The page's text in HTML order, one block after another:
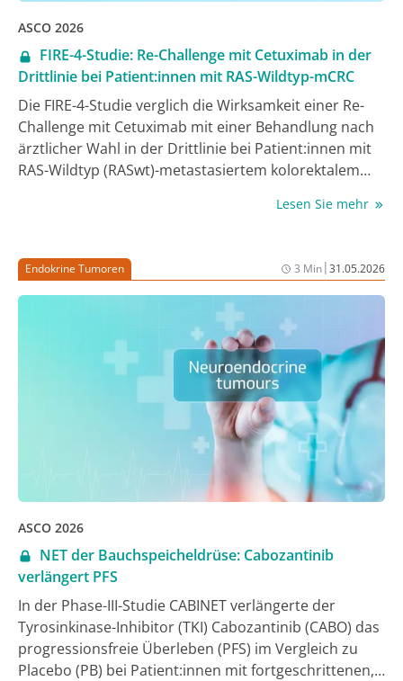
Behandlungsstandard für das BRAF-V600-mutierte
mCRC.
ASCO 2026
FIRE-4-Studie: Re-Challenge mit Cetuximab in der
Drittlinie bei Patient:innen mit RAS-Wildtyp-mCRC
Die FIRE-4-Studie verglich die Wirksamkeit einer Re-
Challenge mit Cetuximab mit einer Behandlung nach
ärztlicher Wahl in der Drittlinie bei Patient:innen mit
RAS-Wildtyp (RASwt)-metastasiertem kolorektalem
Bedeutung des zeitlichen Abstandes zwischen dem
dem Beginn der Drittlinie (Time Interval to Third-line
therapy, TIS-3) als potenzieller Prädiktor für das
Therapieansprechen.
Lesen Sie mehr
Endokrine Tumoren 3 Min|31.05.2026
ASCO 2026
NET der Bauchspeicheldrüse: Cabozantinib
verlängert PFS
In der Phase-III-Studie CABINET verlängerte der
Tyrosinkinase-Inhibitor (TKI) Cabozantinib (CABO) das
progressionsfreie Überleben (PFS) im Vergleich zu
Placebo (PB) bei Patient:innen mit fortgeschrittenen,